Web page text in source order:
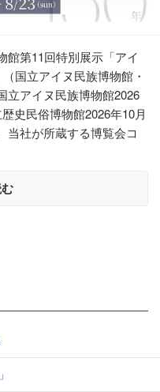
館第11回特別展示「アイ
国立アイヌ民族博物館・
立アイヌ民族博物館2026
史民俗博物館2026年10月
当社が所蔵する博覧会コ